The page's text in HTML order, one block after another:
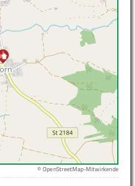
© OpenStreetMap-Mitwirkende